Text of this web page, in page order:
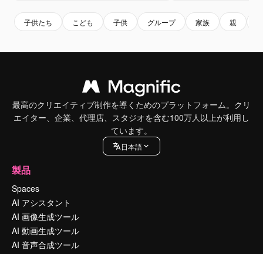
子供たち こども 子供 グループ 家族 親
最高のクリエイティブ制作を導くためのプラットフォーム。クリ
エイター、企業、代理店、スタジオを含む100万人以上が利用し
ています。
日本語
製品
Spaces
AI アシスタント
AI 画像生成ツール
AI 動画生成ツール
AI 音声合成ツール